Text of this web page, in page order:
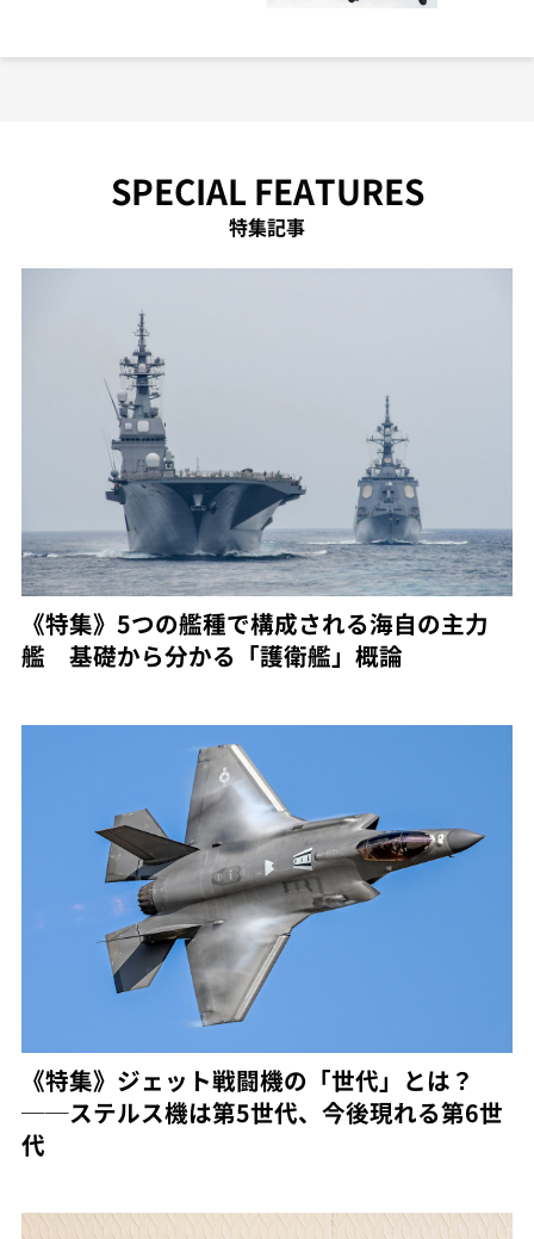
SPECIAL FEATURES
特集記事
《特集》5つの艦種で構成される海自の主力
艦 基礎から分かる「護衛艦」概論
《特集》ジェット戦闘機の「世代」とは？
──ステルス機は第5世代、今後現れる第6世
代